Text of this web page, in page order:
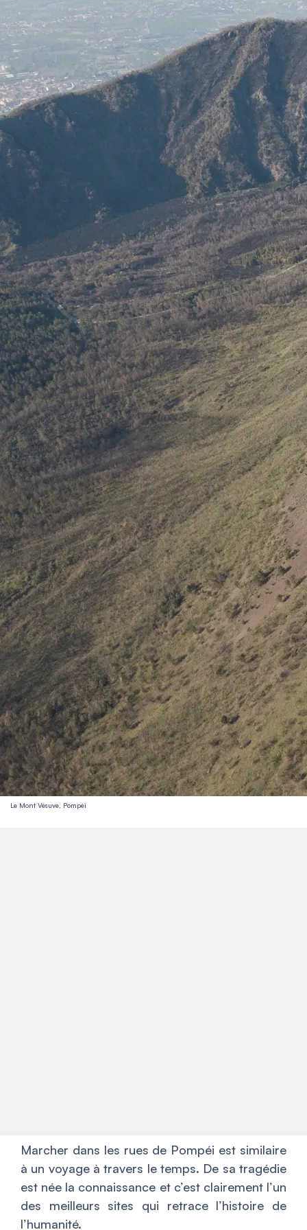
Le Mont Vésuve, Pompéi
Marcher dans les rues de Pompéi est similaire
à un voyage à travers le temps. De sa tragédie
est née la connaissance et c’est clairement l’un
des meilleurs sites qui retrace l’histoire de
l’humanité.